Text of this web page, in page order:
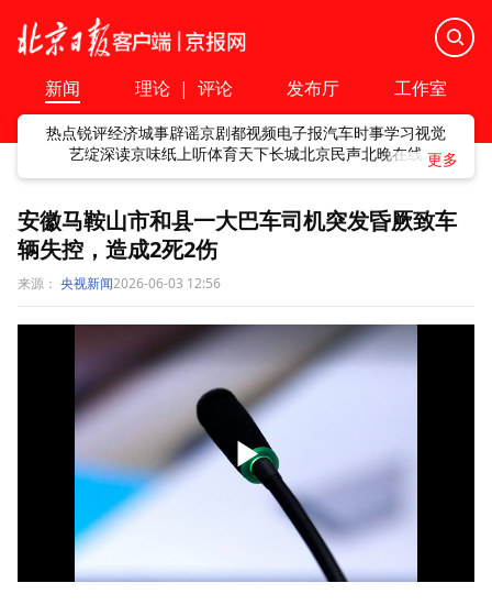
新闻 理论 | 评论 发布厅 工作室
热点锐评经济城事辟谣京剧都视频电子报汽车时事学习视觉
艺绽深读京味纸上听体育天下长城北京民声北晚在线
安徽马鞍山市和县一大巴车司机突发昏厥致车
辆失控，造成2死2伤
来源： 央视新闻2026-06-03 12:56